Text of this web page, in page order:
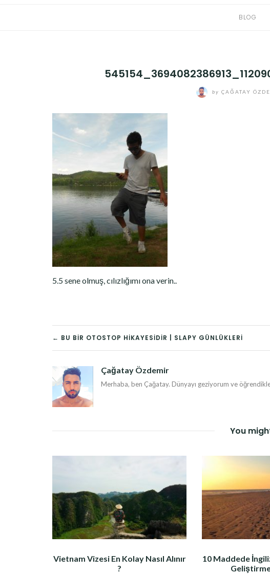
BLOG
by ÇAĞATAY
5.5 sene olmuş, cılızlığımı ona verin..
YAZI
DOLAŞIMI
← BU BIR OTOSTOP HIKAYESIDIR | SLAPY GÜNLÜKLERI
Çağatay Özdemir
Merhaba, ben Çağatay. Dünyayı geziyorum ve
You
Vietnam Vizesi En Kolay Nasıl Alınır
?
10 Maddede